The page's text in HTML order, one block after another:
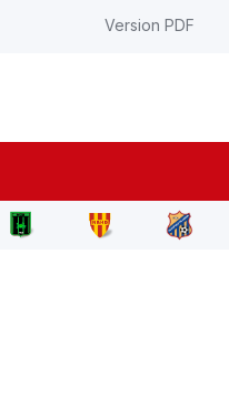
Version PDF